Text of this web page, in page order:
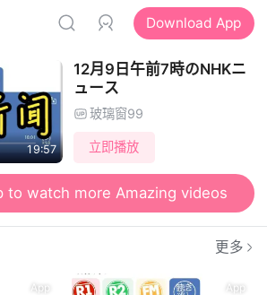
Download App
19:57
12月9日午前7時のNHKニ
ュース
玻璃窗99
立即播放
to watch more Amazing videos
更多
App App